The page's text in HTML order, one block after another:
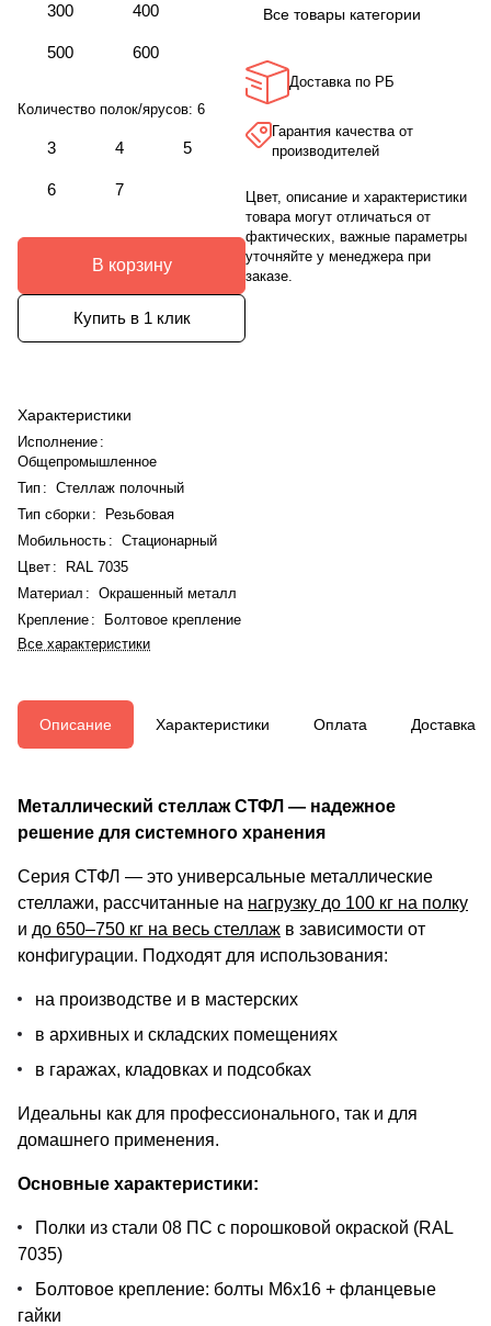
300 400
500 600
Количество полок/ярусов: 6
3 4 5
6 7
В корзину
Купить в 1 клик
Характеристики
Исполнение :
Общепромышленное
Тип : Стеллаж полочный
Тип сборки:
Резьбовая
Мобильность : Стационарный
Цвет :
RAL 7035
Материал : Окрашенный металл
Крепление :
Болтовое крепление
Все характеристики
Все товары категории
Доставка по РБ
Гарантия качества от
производителей
Цвет, описание и характеристики
товара могут отличаться от
фактических, важные параметры
уточняйте у менеджера при
заказе.
Описание Характеристики Оплата Доставка
Металлический стеллаж СТФЛ — надежное
решение для системного хранения
Серия СТФЛ — это универсальные металлические
стеллажи, рассчитанные на нагрузку до 100 кг на полку
и до 650–750 кг на весь стеллаж в зависимости от
конфигурации. Подходят для использования:
на производстве и в мастерских
в архивных и складских помещениях
в гаражах, кладовках и подсобках
Идеальны как для профессионального, так и для
домашнего применения.
Основные характеристики:
Полки из стали 08 ПС с порошковой окраской (RAL
7035)
Болтовое крепление: болты М6х16 + фланцевые
гайки